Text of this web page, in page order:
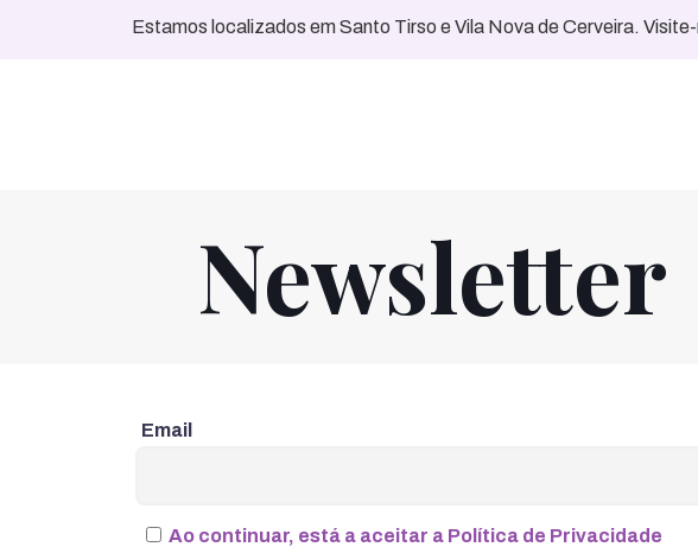
Estamos localizados em Santo Tirso e Vila Nova de Cerveira.
Newsletter
Email
Ao continuar, está a aceitar a Política de Privacidade